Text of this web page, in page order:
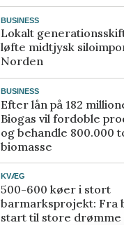
BUSINESS
Lokalt
løfte midtjysk
Norden
BUSINESS
Efter lån på 182
Biogas vil fordoble
og behandle 800.000
biomasse
KVÆG
500-600 køer i stort
barmarksprojekt: Fra
start til store drømme